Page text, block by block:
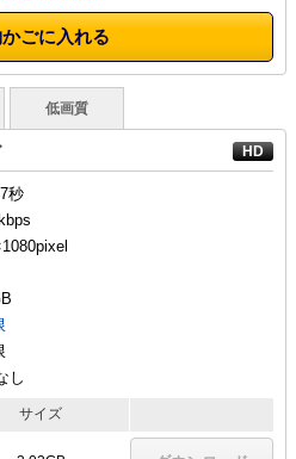
ごに入れる
低画質
秒
pixel
し
サイズ